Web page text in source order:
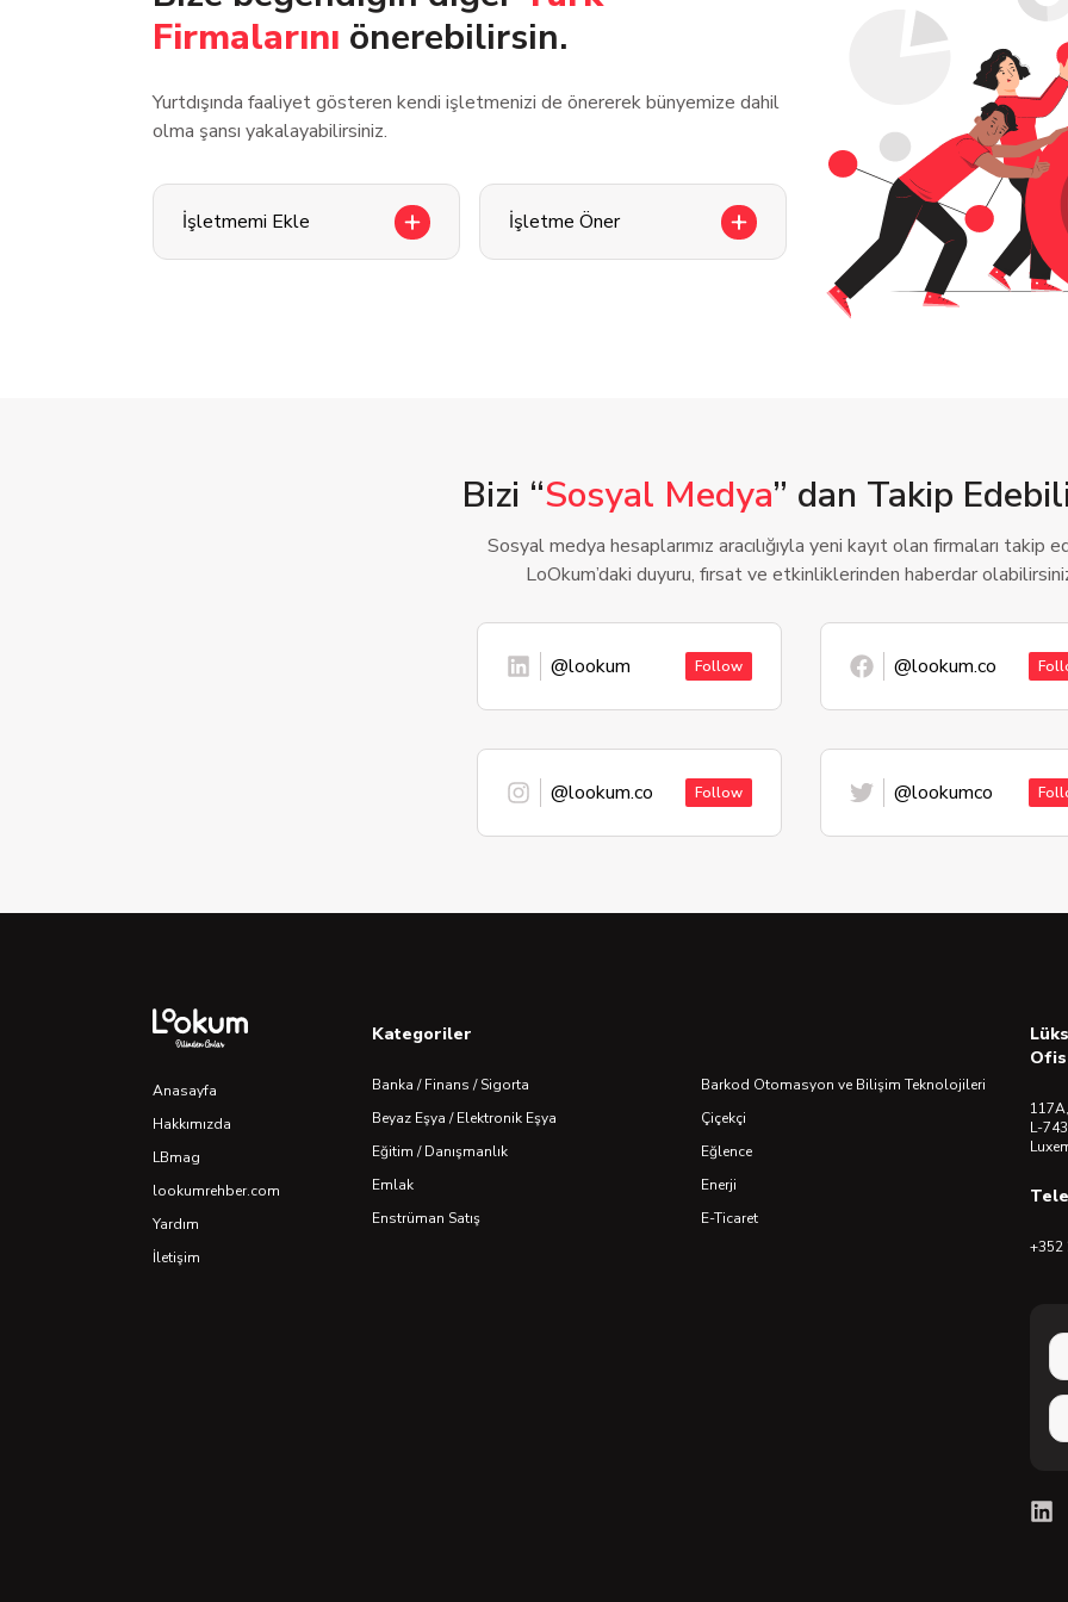
Firmalarını önerebilirsin.
Yurtdışında faaliyet gösteren kendi işletmenizi de önererek bünyemize dahil
olma şansı yakalayabilirsiniz.
İşletmemi Ekle İşletme Öner
Bizi “Sosyal Medya” dan Takip
Sosyal medya hesaplarımız aracılığıyla yeni kayıt olan firmaları takip
LoOkum’daki duyuru, fırsat ve etkinliklerinden haberdar
@lookum Follow @lookum.co
@lookum.co Follow @lookumco
Anasayfa
Hakkımızda
LBmag
lookumrehber.com
Yardım
İletişim
Kategoriler
Banka / Finans / Sigorta
Barkod Otomasyon ve Bilişim Teknolojileri
Beyaz Eşya / Elektronik Eşya
Çiçekçi
Eğitim / Danışmanlık
Eğlence
Emlak
Enerji
Enstrüman Satış
E-Ticaret
Ofis
L-
+352